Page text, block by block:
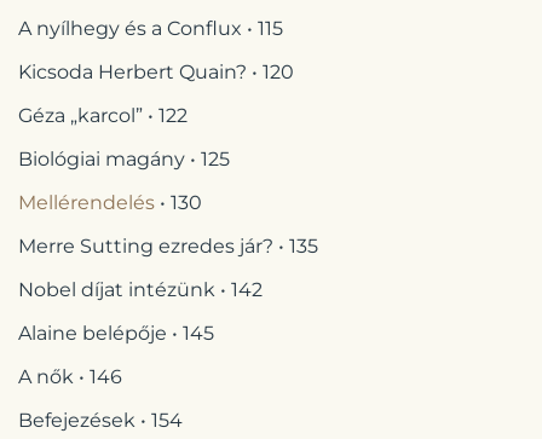
A nyílhegy és a Conflux • 115
Kicsoda Herbert Quain? • 120
Géza „karcol” • 122
Biológiai magány • 125
Mellérendelés • 130
Merre Sutting ezredes jár? • 135
Nobel díjat intézünk • 142
Alaine belépője • 145
A nők • 146
Befejezések • 154